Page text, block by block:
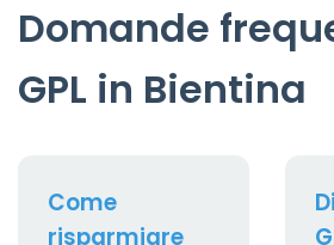
Domande
GPL in Bientina
Come
risparmiare